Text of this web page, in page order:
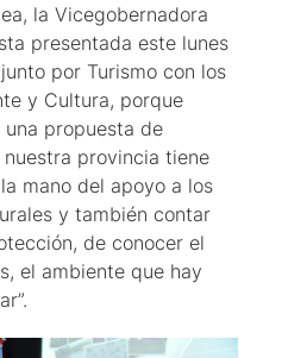
la Vicegobernadora
presentada este lunes
por Turismo con los
y Cultura, porque
propuesta de
provincia tiene
mano del apoyo a los
y también contar
de conocer el
el ambiente que hay